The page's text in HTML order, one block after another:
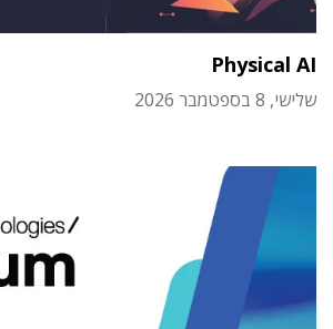
Physical AI
שלישי, 8 בספטמבר 2026